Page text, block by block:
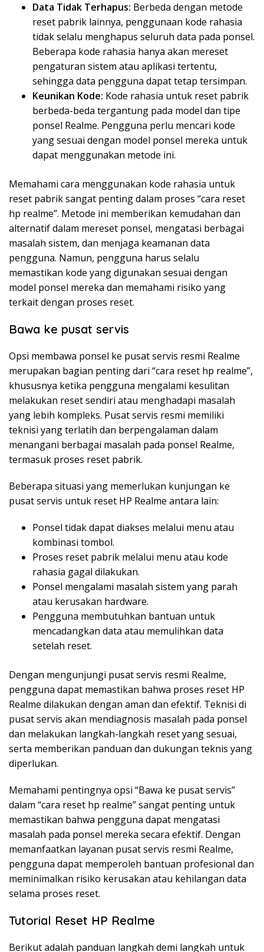
Data Tidak Terhapus: Berbeda dengan metode
reset pabrik lainnya, penggunaan kode rahasia
tidak selalu menghapus seluruh data pada ponsel.
Beberapa kode rahasia hanya akan mereset
pengaturan sistem atau aplikasi tertentu,
sehingga data pengguna dapat tetap tersimpan.
Keunikan Kode: Kode rahasia untuk reset pabrik
berbeda-beda tergantung pada model dan tipe
ponsel Realme. Pengguna perlu mencari kode
yang sesuai dengan model ponsel mereka untuk
dapat menggunakan metode ini.
Memahami cara menggunakan kode rahasia untuk
reset pabrik sangat penting dalam proses “cara reset
hp realme”. Metode ini memberikan kemudahan dan
alternatif dalam mereset ponsel, mengatasi berbagai
masalah sistem, dan menjaga keamanan data
pengguna. Namun, pengguna harus selalu
memastikan kode yang digunakan sesuai dengan
model ponsel mereka dan memahami risiko yang
terkait dengan proses reset.
Bawa ke pusat servis
Opsi membawa ponsel ke pusat servis resmi Realme
merupakan bagian penting dari “cara reset hp realme”,
khususnya ketika pengguna mengalami kesulitan
melakukan reset sendiri atau menghadapi masalah
yang lebih kompleks. Pusat servis resmi memiliki
teknisi yang terlatih dan berpengalaman dalam
menangani berbagai masalah pada ponsel Realme,
termasuk proses reset pabrik.
Beberapa situasi yang memerlukan kunjungan ke
pusat servis untuk reset HP Realme antara lain:
Ponsel tidak dapat diakses melalui menu atau
kombinasi tombol.
Proses reset pabrik melalui menu atau kode
rahasia gagal dilakukan.
Ponsel mengalami masalah sistem yang parah
atau kerusakan hardware.
Pengguna membutuhkan bantuan untuk
mencadangkan data atau memulihkan data
setelah reset.
Dengan mengunjungi pusat servis resmi Realme,
pengguna dapat memastikan bahwa proses reset HP
Realme dilakukan dengan aman dan efektif. Teknisi di
pusat servis akan mendiagnosis masalah pada ponsel
dan melakukan langkah-langkah reset yang sesuai,
serta memberikan panduan dan dukungan teknis yang
diperlukan.
Memahami pentingnya opsi “Bawa ke pusat servis”
dalam “cara reset hp realme” sangat penting untuk
memastikan bahwa pengguna dapat mengatasi
masalah pada ponsel mereka secara efektif. Dengan
memanfaatkan layanan pusat servis resmi Realme,
pengguna dapat memperoleh bantuan profesional dan
meminimalkan risiko kerusakan atau kehilangan data
selama proses reset.
Tutorial Reset HP Realme
Berikut adalah panduan langkah demi langkah untuk